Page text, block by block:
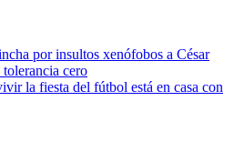
por insultos xenófobos a César
cero
la fiesta del fútbol está en casa con